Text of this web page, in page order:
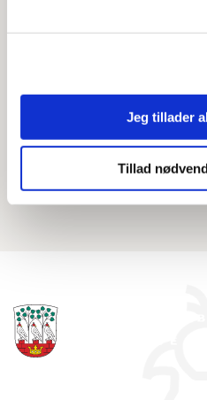
Jeg tillader
Tillad
Frederiksberg
16:35